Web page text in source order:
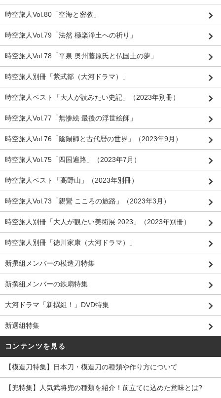
時空旅人Vol.80「空海と密教」
時空旅人Vol.79「法然 極楽浄土への祈り」
時空旅人Vol.78「平泉 奥州藤原氏と仏国土の夢」
時空旅人別冊「紫式部（大河ドラマ）」
時空旅人ベスト「大人が読みたい史記」（2023年別冊）
時空旅人Vol.77「無惨絵 最後の浮世絵師」
時空旅人Vol.76「陰陽師と古代暦の世界」（2023年9月）
時空旅人Vol.75「四国遍路」（2023年7月）
時空旅人ベスト「高野山」（2023年別冊）
時空旅人Vol.73「親鸞 こころの旅路」（2023年3月）
時空旅人別冊「大人が観たい美術展 2023」（2023年別冊）
時空旅人別冊「徳川家康（大河ドラマ）」
新撰組メンバーの模造刀特集
新撰組メンバーの鉄扇特集
大河ドラマ「新撰組！」DVD特集
新選組特集
コンテンツを見る
【模造刀特集】日本刀・模造刀の種類や作り方について
【兜特集】人気武将兜の種類を紹介！前立てに込めた意味とは?